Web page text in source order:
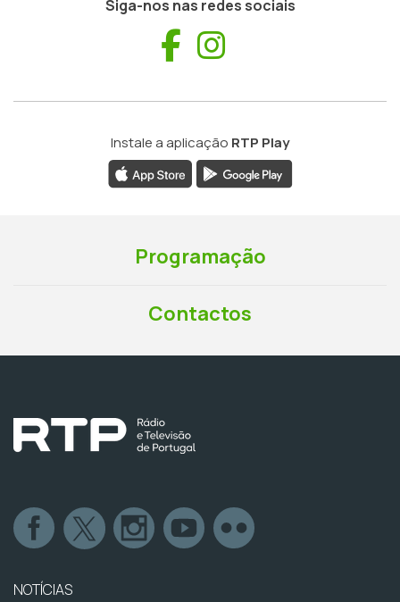
Siga-nos nas redes sociais
Facebook
Instale a aplicação RTP Play
Programação
Contactos
NOTÍCIAS